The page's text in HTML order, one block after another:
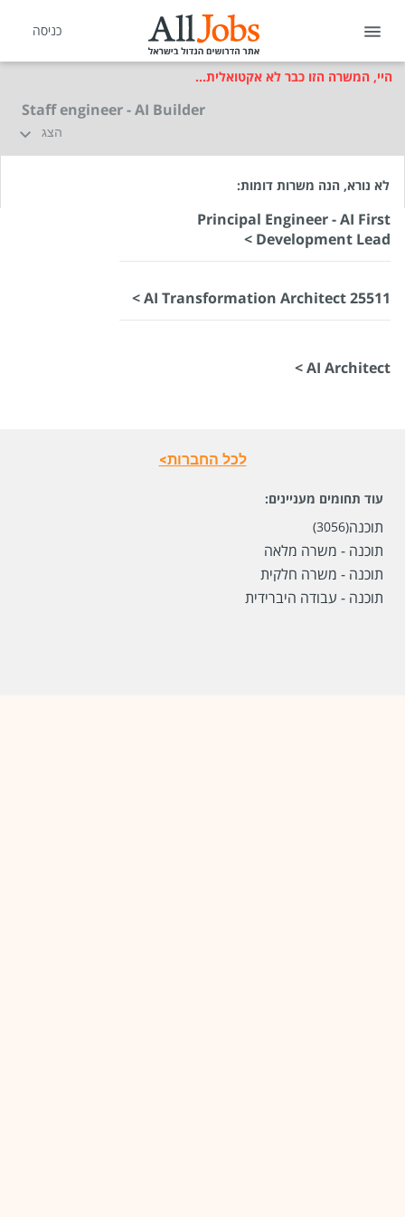
כניסה
היי, המשרה הזו כבר לא אקטואלית...
Staff engineer - AI Builder
הצג
לא נורא, הנה משרות דומות:
Principal Engineer - AI First
Development Lead >
AI Transformation Architect 25511 >
AI Architect >
לכל החברות>
עוד תחומים מעניינים:
תוכנה(3056)
תוכנה - משרה מלאה
תוכנה - משרה חלקית
תוכנה - עבודה היברידית